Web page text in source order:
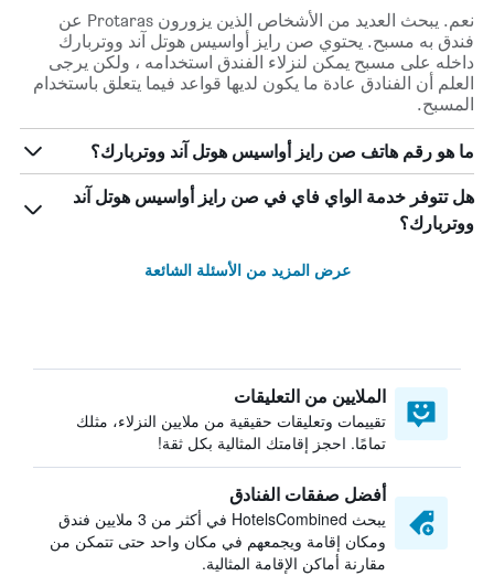
نعم. يبحث العديد من الأشخاص الذين يزورون Protaras عن
فندق به مسبح. يحتوي صن رايز أواسيس هوتل آند ووتربارك
داخله على مسبح يمكن لنزلاء الفندق استخدامه ، ولكن يرجى
العلم أن الفنادق عادة ما يكون لديها قواعد فيما يتعلق باستخدام
المسبح.
ما هو رقم هاتف صن رايز أواسيس هوتل آند ووتربارك؟
هل تتوفر خدمة الواي فاي في صن رايز أواسيس هوتل آند
ووتربارك؟
عرض المزيد من الأسئلة الشائعة
الملايين من التعليقات
تقييمات وتعليقات حقيقية من ملايين النزلاء، مثلك
تمامًا. احجز إقامتك المثالية بكل ثقة!
أفضل صفقات الفنادق
يبحث HotelsCombined في أكثر من 3 ملايين فندق
ومكان إقامة ويجمعهم في مكان واحد حتى تتمكن من
مقارنة أماكن الإقامة المثالية.